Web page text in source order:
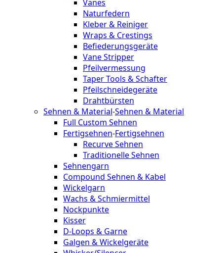
Vanes
Naturfedern
Kleber & Reiniger
Wraps & Crestings
Befiederungsgeräte
Vane Stripper
Pfeilvermessung
Taper Tools & Schafter
Pfeilschneidegeräte
Drahtbürsten
Sehnen & Material-Sehnen & Material
Full Custom Sehnen
Fertigsehnen-Fertigsehnen
Recurve Sehnen
Traditionelle Sehnen
Sehnengarn
Compound Sehnen & Kabel
Wickelgarn
Wachs & Schmiermittel
Nockpunkte
Kisser
D-Loops & Garne
Galgen & Wickelgeräte